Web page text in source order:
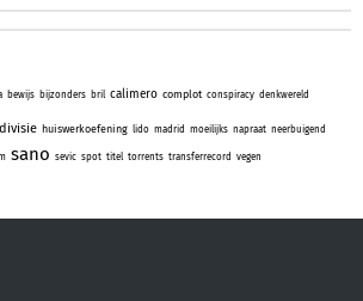
bewijs bijzonders bril calimero complot conspiracy denkwereld
huiswerkoefening lido madrid moeilijks napraat neerbuigend
sano sevic spot titel torrents transferrecord vegen